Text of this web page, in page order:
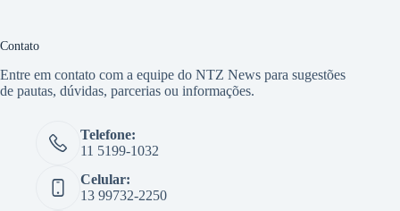
Contato
Entre em contato com a equipe do NTZ News para sugestões
de pautas, dúvidas, parcerias ou informações.
Telefone:
11 5199-1032
Celular:
13 99732-2250